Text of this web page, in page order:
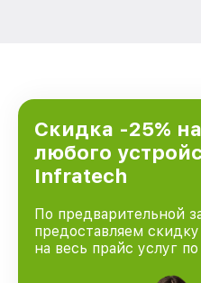
Скидка -25%
любого
Infratech
По предварительной
предоставляем
на весь прайс услуг